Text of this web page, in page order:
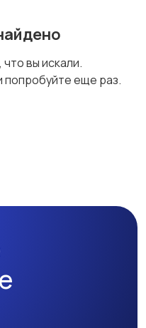
вы искали.
попробуйте еще раз.